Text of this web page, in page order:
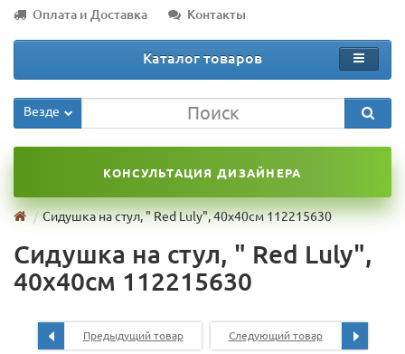
Оплата и Доставка
Контакты
Каталог товаров
Везде
КОНСУЛЬТАЦИЯ ДИЗАЙНЕРА
Сидушка на стул, " Red Luly", 40x40см 112215630
Сидушка на стул, " Red Luly",
40x40см 112215630
Предыдущий товар Следующий товар